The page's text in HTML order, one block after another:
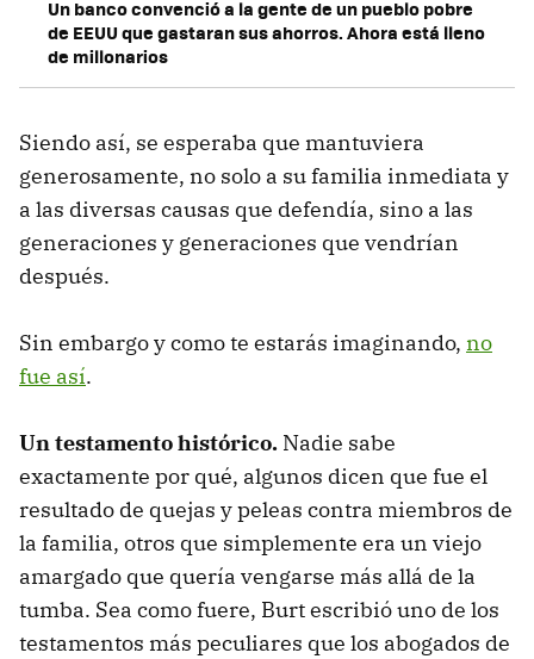
Un banco convenció a la gente de un pueblo pobre
de EEUU que gastaran sus ahorros. Ahora está lleno
de millonarios
Siendo así, se esperaba que mantuviera
generosamente, no solo a su familia inmediata y
a las diversas causas que defendía, sino a las
generaciones y generaciones que vendrían
después.
Sin embargo y como te estarás imaginando, no
fue así.
Un testamento histórico. Nadie sabe
exactamente por qué, algunos dicen que fue el
resultado de quejas y peleas contra miembros de
la familia, otros que simplemente era un viejo
amargado que quería vengarse más allá de la
tumba. Sea como fuere, Burt escribió uno de los
testamentos más peculiares que los abogados de